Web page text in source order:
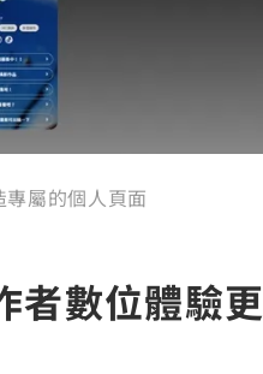
屬的個人頁面
者數位體驗更